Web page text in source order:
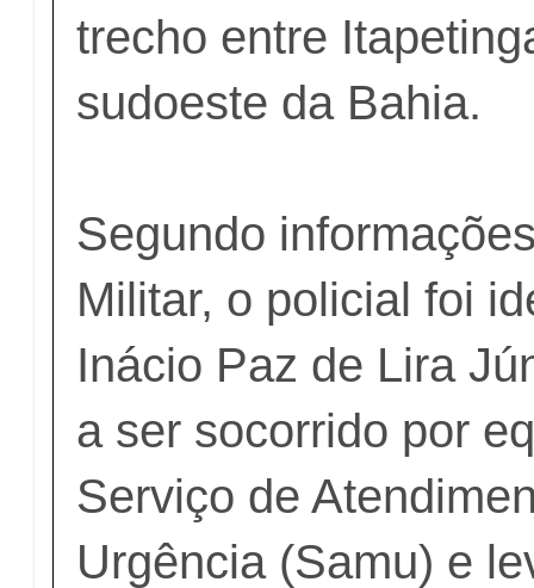
trecho entre
sudoeste da Bahia.
Segundo
Militar, o policial foi
Inácio Paz de Lira
a ser socorrido por
Serviço de
Urgência (Samu) e